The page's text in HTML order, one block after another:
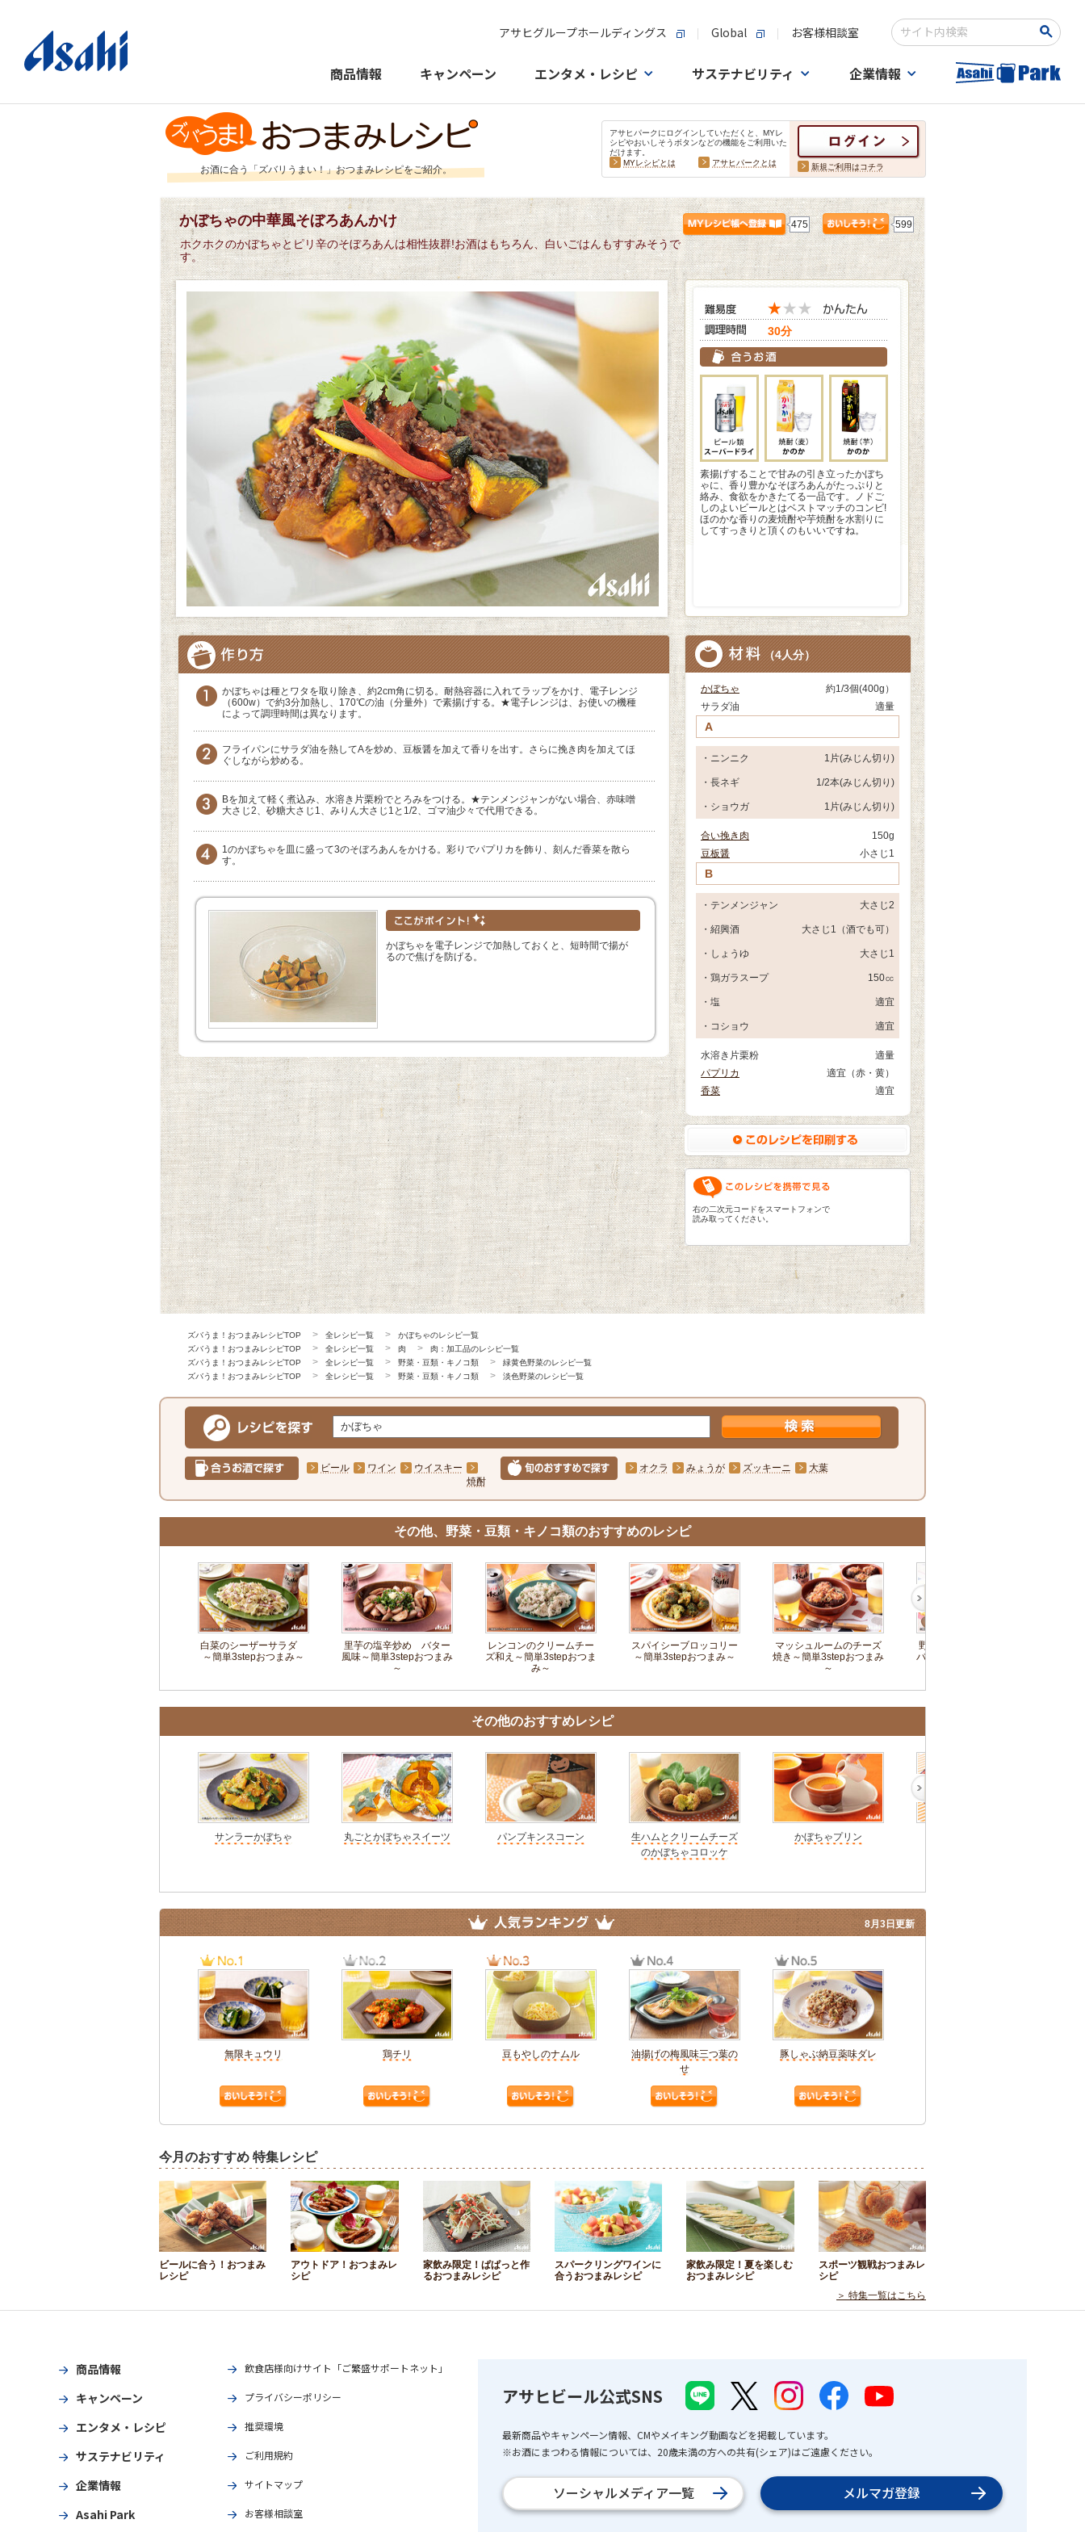
アサヒグループホールディングス Global お客様相談室
検索キーワード入力
商品情報 キャンペーン エンタメ・レシピ サステナビリティ 企業情報
お酒に合う「ズバリうまい！」おつまみレシピをご紹介。
アサヒパークにログインしていただくと、MYレ
シピやおいしそうボタンなどの機能をご利用いた
だけます。
MYレシピとは
アサヒパークとは 新規ご利用はコチラ
かぼちゃの中華風そぼろあんかけ 475 599
ホクホクのかぼちゃとピリ辛のそぼろあんは相性抜群!お酒はもちろん、白いごはんもすすみそうで
す。
30分
素揚げすることで甘みの引き立ったかぼち
ゃに、香り豊かなそぼろあんがたっぷりと
絡み、食欲をかきたてる一品です。ノドご
しのよいビールとはベストマッチのコンビ!
ほのかな香りの麦焼酎や芋焼酎を水割りに
してすっきりと頂くのもいいですね。
かぼちゃは種とワタを取り除き、約2cm角に切る。耐熱容器に入れてラップをかけ、電子レンジ
（600w）で約3分加熱し、170℃の油（分量外）で素揚げする。★電子レンジは、お使いの機種
によって調理時間は異なります。
フライパンにサラダ油を熱してAを炒め、豆板醤を加えて香りを出す。さらに挽き肉を加えてほ
ぐしながら炒める。
Bを加えて軽く煮込み、水溶き片栗粉でとろみをつける。★テンメンジャンがない場合、赤味噌
大さじ2、砂糖大さじ1、みりん大さじ1と1/2、ゴマ油少々で代用できる。
1のかぼちゃを皿に盛って3のそぼろあんをかける。彩りでパプリカを飾り、刻んだ香菜を散ら
す。
かぼちゃを電子レンジで加熱しておくと、短時間で揚が
るので焦げを防げる。
（4人分）
かぼちゃ
約1/3個(400g）
サラダ油
適量
A
・ニンニク 1片(みじん切り)
・長ネギ 1/2本(みじん切り)
・ショウガ 1片(みじん切り)
合い挽き肉
150g
豆板醤
小さじ1
B
・テンメンジャン 大さじ2
・紹興酒 大さじ1（酒でも可）
・しょうゆ 大さじ1
・鶏ガラスープ 150㏄
・塩 適宜
・コショウ 適宜
水溶き片栗粉
適量
パプリカ
適宜（赤・黄）
香菜
適宜
右の二次元コードをスマートフォンで
読み取ってください。
ズバうま！おつまみレシピTOP 全レシピ一覧
かぼちゃのレシピ一覧
ズバうま！おつまみレシピTOP
全レシピ一覧 肉
肉：加工品のレシピ一覧
ズバうま！おつまみレシピTOP
全レシピ一覧 野菜・豆類・キノコ類
緑黄色野菜のレシピ一覧
ズバうま！おつまみレシピTOP
全レシピ一覧 野菜・豆類・キノコ類 淡色野菜のレシピ一覧
ビール ワイン
ウイスキー
焼酎
オクラ みょうが ズッキーニ 大葉
その他、野菜・豆類・キノコ類のおすすめのレシピ
白菜のシーザーサラダ
～簡単3stepおつまみ～
里芋の塩辛炒め バター
風味～簡単3stepおつまみ
～
レンコンのクリームチー
ズ和え～簡単3stepおつま
み～
スパイシーブロッコリー
～簡単3stepおつまみ～
マッシュルームのチーズ
焼き～簡単3stepおつまみ
～
野菜たっぷり焼肉ビビン
バチャーハン～簡単3step
その他のおすすめレシピ
サンラーかぼちゃ 丸ごとかぼちゃスイーツ パンプキンスコーン
生ハムとクリームチーズ
のかぼちゃコロッケ
かぼちゃプリン
無限キュウリ 鶏チリ 豆もやしのナムル
油揚げの梅風味三つ葉の
せ
豚しゃぶ納豆薬味ダレ
8月3日更新
今月のおすすめ 特集レシピ
ビールに合う！おつまみ
レシピ
アウトドア！おつまみレ
シピ
家飲み限定！ぱぱっと作
るおつまみレシピ
スパークリングワインに
合うおつまみレシピ
家飲み限定！夏を楽しむ
おつまみレシピ
スポーツ観戦おつまみレ
シピ
＞ 特集一覧はこちら
商品情報
キャンペーン
エンタメ・レシピ
サステナビリティ
企業情報
Asahi Park
飲食店様向けサイト「ご繁盛サポートネット」
プライバシーポリシー
推奨環境
ご利用規約
サイトマップ
お客様相談室
アサヒビール公式SNS
最新商品やキャンペーン情報、CMやメイキング動画などを掲載しています。
※お酒にまつわる情報については、20歳未満の方への共有(シェア)はご遠慮ください。
ソーシャルメディア一覧 メルマガ登録